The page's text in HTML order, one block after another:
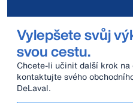
Vylepšete svůj
svou cestu.
Chcete-li učinit další krok
kontaktujte svého
DeLaval.